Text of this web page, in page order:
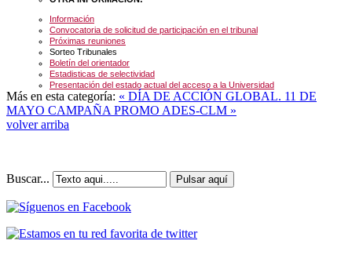
Información
Convocatoria de solicitud de participación en el tribunal
Próximas reuniones
Sorteo Tribunales
Boletín del orientador
Estadisticas de selectividad
Presentación del estado actual del acceso a la Universidad
Más en esta categoría: « DÍA DE ACCIÓN GLOBAL. 11 DE
MAYO CAMPAÑA PROMO ADES-CLM »
volver arriba
Buscar... Pulsar aquí